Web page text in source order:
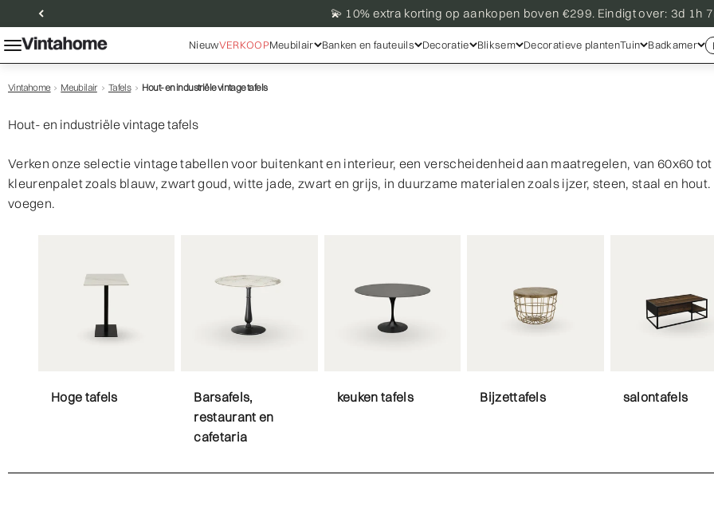
Ga naar inhoud 💫 10% extra korting op aankopen boven €299. Eindigt over: 3d 1h
NieuwVERKOOPMeubilair Banken en fauteuils Decoratie Bliksem Decoratieve plantenTuin Badkamer
MenuVintahome
Vintahome › Meubilair › Tafels › Hout- en industriële vintage tafels
Hout- en industriële vintage tafels
Verken onze selectie vintage tabellen voor buitenkant en interieur, een verscheidenheid aan maatregelen, van 60x60
kleurenpalet zoals blauw, zwart goud, witte jade, zwart en grijs, in duurzame materialen zoals ijzer, steen, staal en
voegen.
Hoge tafels
Barsafels,
restaurant en
cafetaria
keuken tafels Bijzettafels salontafels